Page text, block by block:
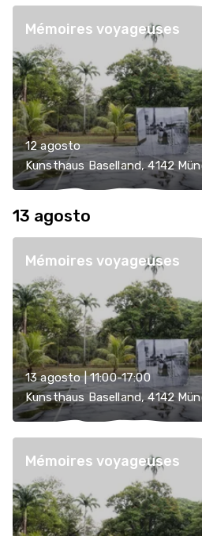
Mémoires voyageuses
12 agosto
Kunsthaus Baselland, 4142
13 agosto
Mémoires voyageuses
13 agosto | 11:00-17:00
Kunsthaus Baselland, 4142
Mémoires voyageuses